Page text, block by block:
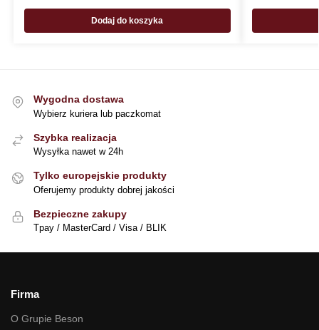
Dodaj do koszyka
Wygodna dostawa
Wybierz kuriera lub paczkomat
Szybka realizacja
Wysyłka nawet w 24h
Tylko europejskie produkty
Oferujemy produkty dobrej jakości
Bezpieczne zakupy
Tpay / MasterCard / Visa / BLIK
Firma
O Grupie Beson